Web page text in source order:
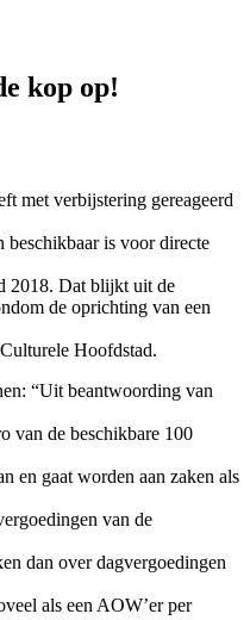
kop op!
met verbijstering gereageerd
beschikbaar is voor directe
2018. Dat blijkt uit de
de oprichting van een
Hoofdstad.
“Uit beantwoording van
van de beschikbare 100
en gaat worden aan zaken als
van de
dan over dagvergoedingen
als een AOW’er per